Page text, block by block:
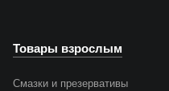
Товары взрослым
Смазки и презервативы